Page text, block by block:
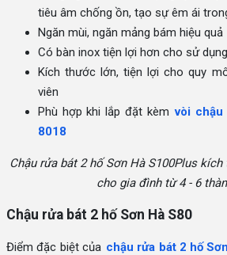
tiêu âm chống ồn, tạo sự êm ái
Ngăn mùi, ngăn mảng bám hiệu quả
Có bàn inox tiện lợi hơn cho sử dụng
Kích thước lớn, tiện lợi cho quy
viên
Phù hợp khi lắp đặt kèm vòi chậu
8018
Chậu rửa bát 2 hố Sơn Hà S100Plus
cho gia đình từ 4 - 6
Chậu rửa bát 2 hố Sơn Hà S80
Điểm đặc biệt của chậu rửa bát 2 hố